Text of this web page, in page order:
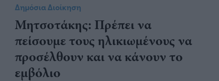
Δημόσια Διοίκηση
Μητσοτάκης: Πρέπει να
πείσουμε τους ηλικιωμένους να
προσέλθουν και να κάνουν το
εμβόλιο